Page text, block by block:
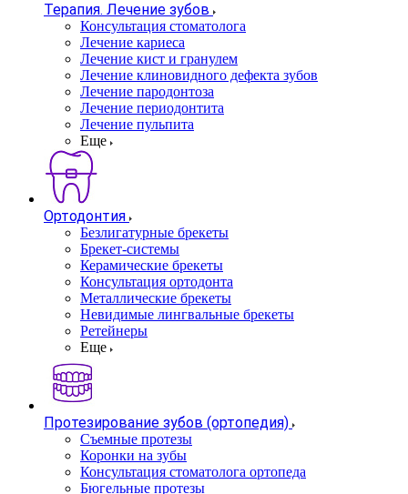
Терапия. Лечение зубов
Консультация стоматолога
Лечение кариеса
Лечение кист и гранулем
Лечение клиновидного дефекта зубов
Лечение пародонтоза
Лечение периодонтита
Лечение пульпита
Еще
Ортодонтия
Безлигатурные брекеты
Брекет-системы
Керамические брекеты
Консультация ортодонта
Металлические брекеты
Невидимые лингвальные брекеты
Ретейнеры
Еще
Протезирование зубов (ортопедия)
Съемные протезы
Коронки на зубы
Консультация стоматолога ортопеда
Бюгельные протезы